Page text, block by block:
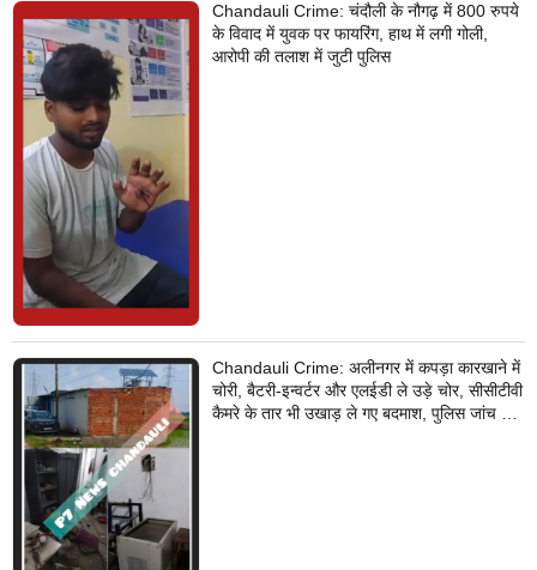
Chandauli Crime: चंदौली के नौगढ़ में 800 रुपये
के विवाद में युवक पर फायरिंग, हाथ में लगी गोली,
आरोपी की तलाश में जुटी पुलिस
Chandauli Crime: अलीनगर में कपड़ा कारखाने में
चोरी, बैटरी-इन्वर्टर और एलईडी ले उड़े चोर, सीसीटीवी
कैमरे के तार भी उखाड़ ले गए बदमाश, पुलिस जांच में